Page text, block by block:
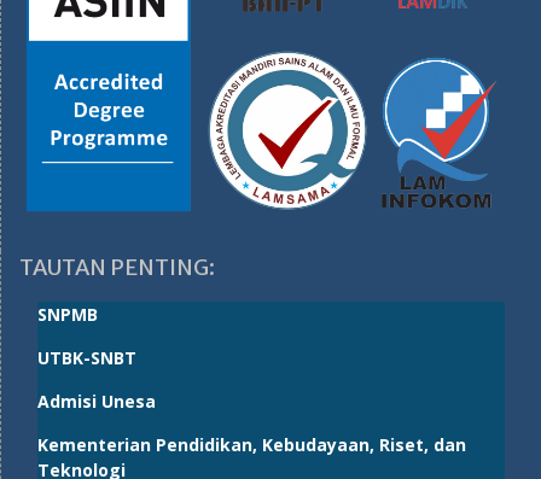
TAUTAN PENTING:
SNPMB
UTBK-SNBT
Admisi Unesa
Kementerian Pendidikan, Kebudayaan, Riset, dan
Teknologi